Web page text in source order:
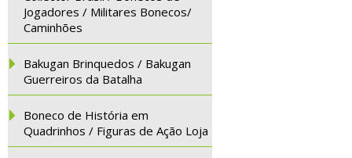
Jogadores / Militares Bonecos/
Caminhões
Bakugan Brinquedos / Bakugan
Guerreiros da Batalha
Boneco de História em
Quadrinhos / Figuras de Ação Loja